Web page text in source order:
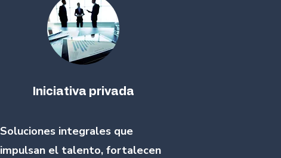
Iniciativa privada
Soluciones integrales que
impulsan el talento, fortalecen